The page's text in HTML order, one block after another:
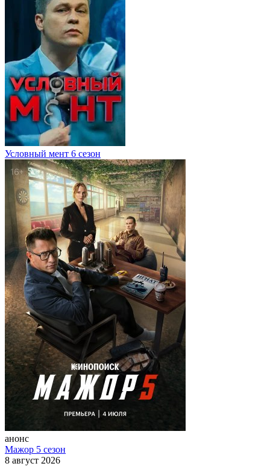
Условный мент 6 сезон
анонс
Мажор 5 сезон
8 август 2026